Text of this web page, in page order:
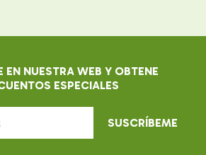
EN NUESTRA WEB Y OBTENE
ESPECIALES
SUSCRÍBEME